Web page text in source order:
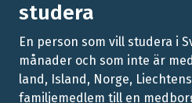
studera
En person som vill studera i
månader och som inte är
land, Island, Norge,
familjemedlem till en